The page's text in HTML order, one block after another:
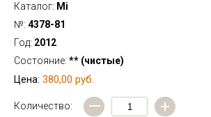
Каталог: Mi
№: 4378-81
Год: 2012
Состояние: ** (чистые)
Цена: 380,00 руб.
Количество:
— +